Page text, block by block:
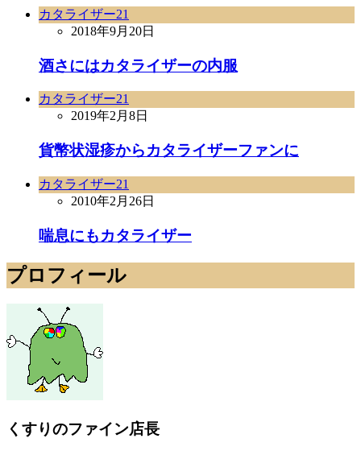
カタライザー21
2018年9月20日
酒さにはカタライザーの内服
カタライザー21
2019年2月8日
貨幣状湿疹からカタライザーファンに
カタライザー21
2010年2月26日
喘息にもカタライザー
プロフィール
くすりのファイン店長